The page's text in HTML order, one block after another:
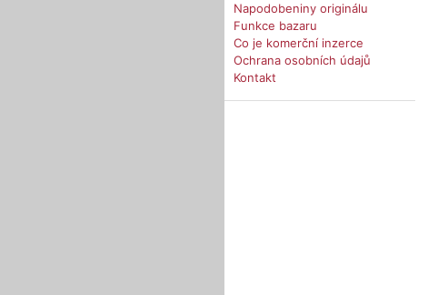
Napodobeniny originálu
Funkce bazaru
Co je komerční inzerce
Ochrana osobních údajů
Kontakt